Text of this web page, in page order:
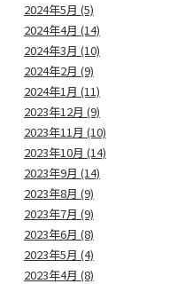
2024年5月 (5)
2024年4月 (14)
2024年3月 (10)
2024年2月 (9)
2024年1月 (11)
2023年12月 (9)
2023年11月 (10)
2023年10月 (14)
2023年9月 (14)
2023年8月 (9)
2023年7月 (9)
2023年6月 (8)
2023年5月 (4)
2023年4月 (8)